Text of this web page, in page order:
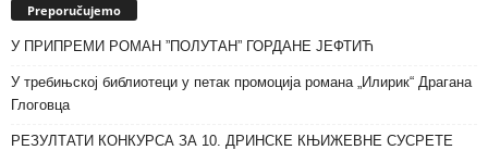
Preporučujemo
У ПРИПРЕМИ РОМАН ”ПОЛУТАН” ГОРДАНЕ ЈЕФТИЋ
У требињској библиотеци у петак промоција романа „Илирик“ Драгана
Глоговца
РЕЗУЛТАТИ КОНКУРСА ЗА 10. ДРИНСКЕ КЊИЖЕВНЕ СУСРЕТЕ